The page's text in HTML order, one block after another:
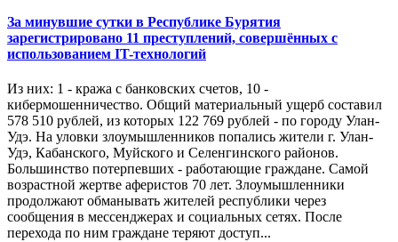
За минувшие сутки в Республике Бурятия
зарегистрировано 11 преступлений, совершённых с
использованием IT-технологий
Из них: 1 - кража с банковских счетов, 10 -
кибермошенничество. Общий материальный ущерб составил
578 510 рублей, из которых 122 769 рублей - по городу Улан-
Удэ. На уловки злоумышленников попались жители г. Улан-
Удэ, Кабанского, Муйского и Селенгинского районов.
Большинство потерпевших - работающие граждане. Самой
возрастной жертве аферистов 70 лет. Злоумышленники
продолжают обманывать жителей республики через
сообщения в мессенджерах и социальных сетях. После
перехода по ним граждане теряют доступ...